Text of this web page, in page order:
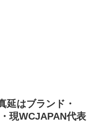
延はブランド・
現WCJAPAN代表